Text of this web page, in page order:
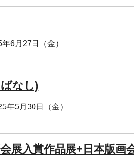
6月27日（金）
なし)
年5月30日（金）
展入賞作品展+日本版画